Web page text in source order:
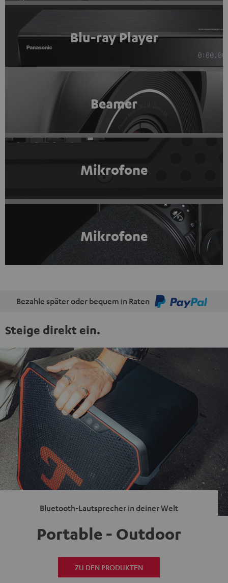
Blu-ray Player
Beamer
Mikrofone
Mikrofone
Bezahle später oder bequem in Raten
Steige direkt ein.
Bluetooth-Lautsprecher in deiner Welt
Portable - Outdoor
ZU DEN PRODUKTEN